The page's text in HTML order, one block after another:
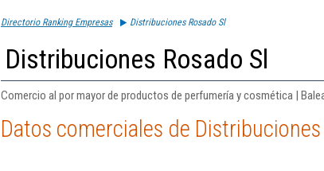
Directorio Ranking Empresas Distribuciones Rosado Sl
Distribuciones Rosado Sl
Comercio al por mayor de productos de perfumería y cosmética |
Datos comerciales de Distribuciones